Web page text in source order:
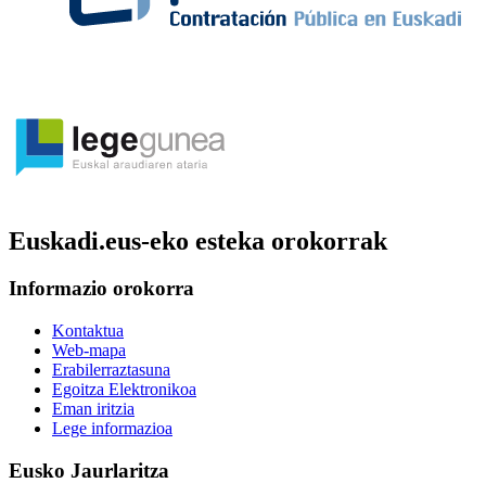
Euskadi.eus-eko esteka orokorrak
Informazio orokorra
Kontaktua
Web-mapa
Erabilerraztasuna
Egoitza Elektronikoa
Eman iritzia
Lege informazioa
Eusko Jaurlaritza